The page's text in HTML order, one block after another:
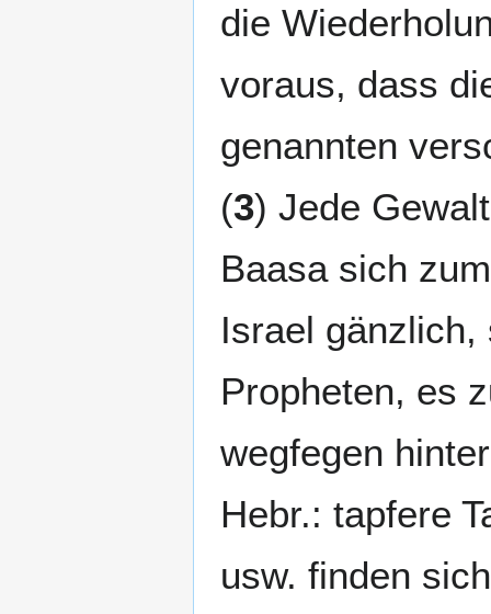
die
voraus, dass
genannten
(3) Jede
Baasa sich
Israel gänzlich,
Propheten, es
wegfegen
Hebr.: tapfere
usw. finden